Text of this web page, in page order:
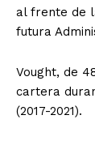
al frente de
futura
Vought, de
cartera
(2017-2021).